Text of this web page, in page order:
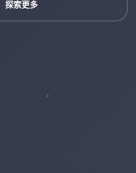
探索更多